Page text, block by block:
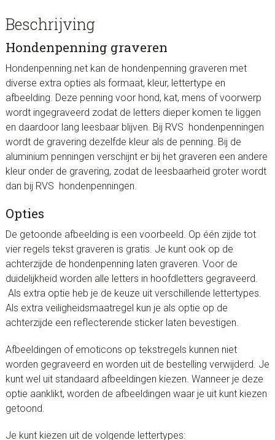
Beschrijving
Hondenpenning graveren
Hondenpenning.net kan de hondenpenning graveren met
diverse extra opties als formaat, kleur, lettertype en
afbeelding. Deze penning voor hond, kat, mens of voorwerp
wordt ingegraveerd zodat de letters dieper komen te liggen
en daardoor lang leesbaar blijven. Bij RVS hondenpenningen
wordt de gravering dezelfde kleur als de penning. Bij de
aluminium penningen verschijnt er bij het graveren een andere
kleur onder de gravering, zodat de leesbaarheid groter wordt
dan bij RVS hondenpenningen.
Opties
De getoonde afbeelding is een voorbeeld. Op één zijde tot
vier regels tekst graveren is gratis. Je kunt ook op de
achterzijde de hondenpenning laten graveren. Voor de
duidelijkheid worden alle letters in hoofdletters gegraveerd.
Als extra optie heb je de keuze uit verschillende lettertypes.
Als extra veiligheidsmaatregel kun je als optie op de
achterzijde een reflecterende sticker laten bevestigen.
Afbeeldingen of emoticons op tekstregels kunnen niet
worden gegraveerd en worden uit de bestelling verwijderd. Je
kunt wel uit standaard afbeeldingen kiezen. Wanneer je deze
optie aanklikt, worden de afbeeldingen waar je uit kunt kiezen
getoond.
Je kunt kiezen uit de volgende lettertypes: